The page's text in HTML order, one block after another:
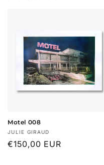
Motel 008
Fournisseur :
JULIE GIRAUD
Prix
€150,00 EUR